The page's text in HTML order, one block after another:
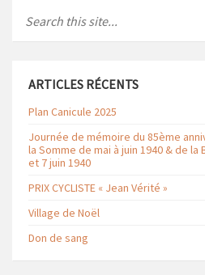
ARTICLES RÉCENTS
Plan Canicule 2025
Journée de mémoire du 85ème
la Somme de mai à juin 1940 & de la
et 7 juin 1940
PRIX CYCLISTE « Jean Vérité »
Village de Noël
Don de sang